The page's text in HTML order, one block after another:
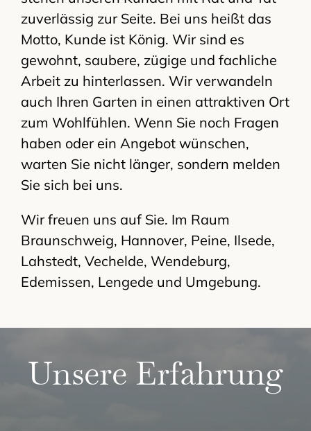
zuverlässig zur Seite. Bei uns heißt das
Motto, Kunde ist König. Wir sind es
gewohnt, saubere, zügige und fachliche
Arbeit zu hinterlassen. Wir verwandeln
auch Ihren Garten in einen attraktiven Ort
zum Wohlfühlen. Wenn Sie noch Fragen
haben oder ein Angebot wünschen,
warten Sie nicht länger, sondern melden
Sie sich bei uns.
Wir freuen uns auf Sie. Im Raum
Braunschweig, Hannover, Peine, Ilsede,
Lahstedt, Vechelde, Wendeburg,
Edemissen, Lengede und Umgebung.
Unsere Erfahrung